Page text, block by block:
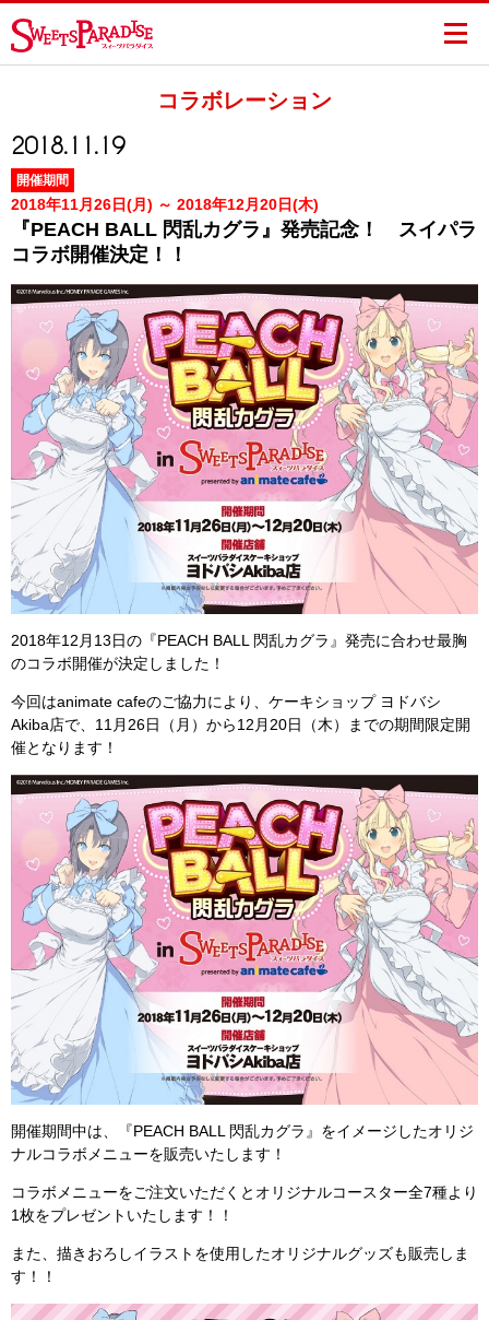
コラボレーション
2018.11.19
開催期間
2018年11月26日(月) ～ 2018年12月20日(木)
『PEACH BALL 閃乱カグラ』発売記念！ スイパラ
コラボ開催決定！！
2018年12月13日の『PEACH BALL 閃乱カグラ』発売に合わせ最胸
のコラボ開催が決定しました！
今回はanimate cafeのご協力により、ケーキショップ ヨドバシ
Akiba店で、11月26日（月）から12月20日（木）までの期間限定開
催となります！
開催期間中は、『PEACH BALL 閃乱カグラ』をイメージしたオリジ
ナルコラボメニューを販売いたします！
コラボメニューをご注文いただくとオリジナルコースター全7種より
1枚をプレゼントいたします！！
また、描きおろしイラストを使用したオリジナルグッズも販売しま
す！！